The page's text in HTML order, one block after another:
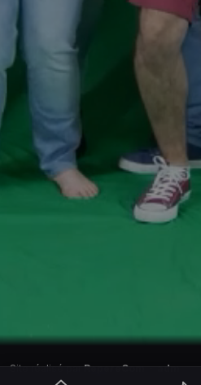
Site réalisé parRepereCom·adm